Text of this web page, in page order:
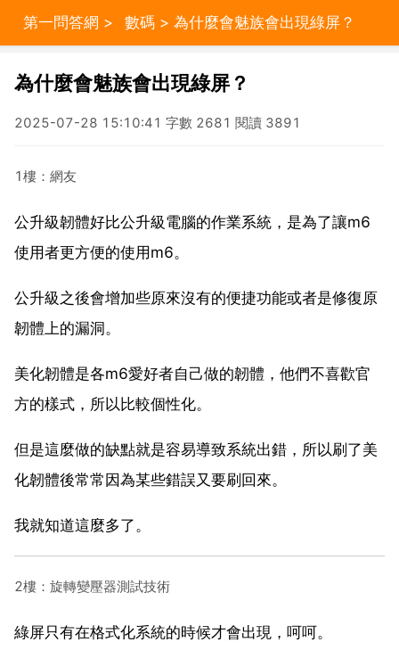
第一問答網 > 數碼 > 為什麼會魅族會出現綠屏？
為什麼會魅族會出現綠屏？
2025-07-28 15:10:41 字數 2681 閱讀 3891
1樓：網友
公升級韌體好比公升級電腦的作業系統，是為了讓m6
使用者更方便的使用m6。
公升級之後會增加些原來沒有的便捷功能或者是修復原
韌體上的漏洞。
美化韌體是各m6愛好者自己做的韌體，他們不喜歡官
方的樣式，所以比較個性化。
但是這麼做的缺點就是容易導致系統出錯，所以刷了美
化韌體後常常因為某些錯誤又要刷回來。
我就知道這麼多了。
2樓：旋轉變壓器測試技術
綠屏只有在格式化系統的時候才會出現，呵呵。